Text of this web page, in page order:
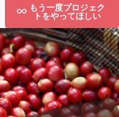
もう一度プロジェク
トをやってほしい